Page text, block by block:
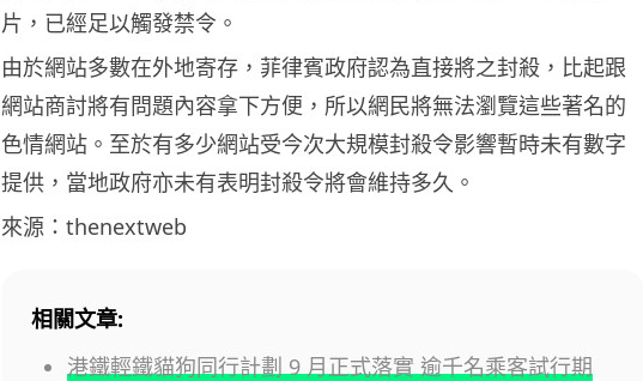
片，已經足以觸發禁令。
由於網站多數在外地寄存，菲律賓政府認為直接將之封殺，比起跟
網站商討將有問題內容拿下方便，所以網民將無法瀏覽這些著名的
色情網站。至於有多少網站受今次大規模封殺令影響暫時未有數字
提供，當地政府亦未有表明封殺令將會維持多久。
來源：thenextweb
相關文章:
港鐵輕鐵貓狗同行計劃 9 月正式落實 逾千名乘客試行期